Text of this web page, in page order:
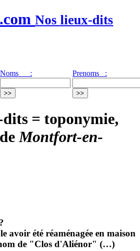
Nos lieux-dits
Noms : Prenoms :
= toponymie,
Montfort-en-
?
avoir été réaménagée en maison
de "Clos d'Aliénor" (…)